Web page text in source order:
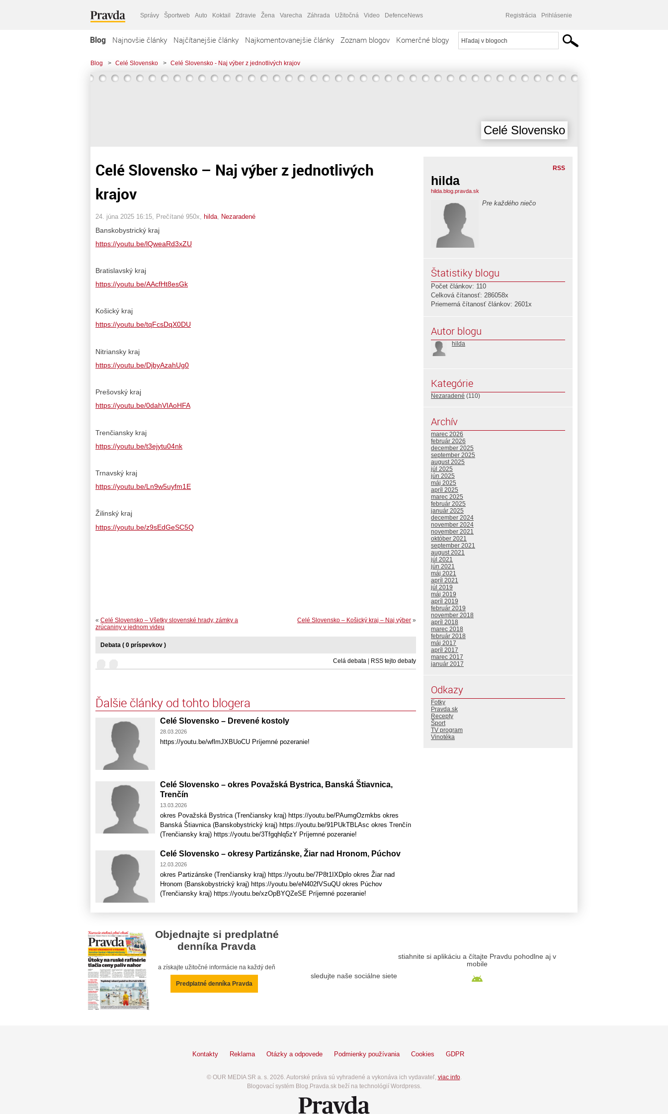
Správy Športweb Auto Koktail Zdravie Žena Varecha Záhrada Užitočná Video DefenceNews Registrácia Prihlásenie
Blog Najnovšie články Najčítanejšie články Najkomentovanejšie články Zoznam blogov Komerčné blogy
Blog > Celé Slovensko > Celé Slovensko - Naj výber z jednotlivých krajov
Celé Slovensko
Celé Slovensko – Naj výber z jednotlivých
krajov
24. júna 2025 16:15 , Prečítané 950x, hilda Nezaradené
Banskobystrický kraj
https://youtu.be/lQweaRd3xZU
Bratislavský kraj
https://youtu.be/AAcfHt8esGk
Košický kraj
https://youtu.be/tqFcsDqX0DU
Nitriansky kraj
https://youtu.be/DjbyAzahUg0
Prešovský kraj
https://youtu.be/0dahVIAoHFA
Trenčiansky kraj
https://youtu.be/t3ejytu04nk
Trnavský kraj
https://youtu.be/Ln9w5uyfm1E
Žilinský kraj
https://youtu.be/z9sEdGeSC5Q
Celé Slovensko – Košický kraj – Naj výber »
« Celé Slovensko – Všetky slovenské hrady, zámky a
zrúcaniny v jednom videu
Debata ( 0 príspevkov )
Celá debata RSS tejto debaty
Ďalšie články od tohto blogera
Celé Slovensko – Drevené kostoly
28.03.2026
https://youtu.be/wflmJXBUoCU Príjemné pozeranie!
Celé Slovensko – okres Považská Bystrica, Banská Štiavnica,
Trenčín
13.03.2026
okres Považská Bystrica (Trenčiansky kraj) https://youtu.be/PAumgOzmkbs okres
Banská Štiavnica (Banskobystrický kraj) https://youtu.be/91PUkTBLAsc okres Trenčín
(Trenčiansky kraj) https://youtu.be/3Tfgqhlq5zY Príjemné pozeranie!
Celé Slovensko – okresy Partizánske, Žiar nad Hronom, Púchov
12.03.2026
okres Partizánske (Trenčiansky kraj) https://youtu.be/7P8t1IXDplo okres Žiar nad
Hronom (Banskobystrický kraj) https://youtu.be/eN402fVSuQU okres Púchov
(Trenčiansky kraj) https://youtu.be/xzOpBYQZeSE Príjemné pozeranie!
RSS
hilda
hilda.blog.pravda.sk
Pre každého niečo
Štatistiky blogu
Počet článkov: 110
Celková čítanosť: 286058x
Priemerná čítanosť článkov: 2601x
Autor blogu
hilda
Kategórie
Nezaradené (110)
Archív
marec 2026
február 2026
december 2025
september 2025
august 2025
júl 2025
jún 2025
máj 2025
apríl 2025
marec 2025
február 2025
január 2025
december 2024
november 2024
november 2021
október 2021
september 2021
august 2021
júl 2021
jún 2021
máj 2021
apríl 2021
júl 2019
máj 2019
apríl 2019
február 2019
november 2018
apríl 2018
marec 2018
február 2018
máj 2017
apríl 2017
marec 2017
január 2017
Odkazy
Fotky
Pravda.sk
Recepty
Šport
TV program
Vinotéka
Objednajte si predplatné
denníka Pravda
a získajte užitočné informácie na každý deň
Predplatné denníka Pravda
sledujte naše sociálne siete
stiahnite si aplikáciu a čítajte Pravdu pohodlne aj v
mobile
Kontakty Reklama Otázky a odpovede Podmienky používania Cookies GDPR
© OUR MEDIA SR a. s. 2026. Autorské práva sú vyhradené a vykonáva ich vydavateľ, viac info.
Blogovací systém Blog.Pravda.sk beží na technológií Wordpress.